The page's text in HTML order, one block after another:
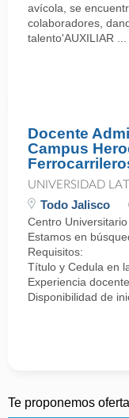
avícola, se
colaboradores,
talento'AUXILIAR ...
Docente
Campus
UNIVERSIDAD
Todo Jalisco
Centro
Estamos en
Requisitos:
Título y Cedula en
Experiencia
Disponibilidad de
Te proponemos